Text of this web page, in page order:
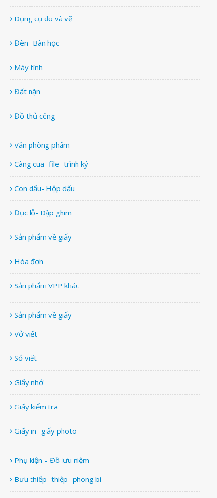
Dụng cụ đo và vẽ
Đèn- Bàn học
Máy tính
Đất nặn
Đồ thủ công
Văn phòng phẩm
Càng cua- file- trình ký
Con dấu- Hộp dấu
Đục lỗ- Dập ghim
Sản phẩm về giấy
Hóa đơn
Sản phẩm VPP khác
Sản phẩm về giấy
Vở viết
Sổ viết
Giấy nhớ
Giấy kiểm tra
Giấy in- giấy photo
Phụ kiện – Đồ lưu niệm
Bưu thiếp- thiệp- phong bì